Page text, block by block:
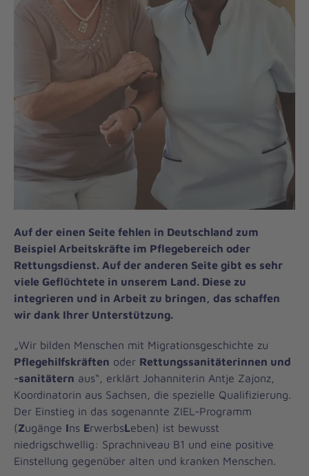
Auf der einen Seite fehlen in Deutschland zum
Beispiel Arbeitskräfte im Pflegebereich oder
Rettungsdienst. Auf der anderen Seite gibt es sehr
viele Geflüchtete in unserem Land. Diese zu
integrieren und in Arbeit zu bringen, das schaffen
wir dank Ihrer Unterstützung.
„Wir bilden Menschen mit Migrationsgeschichte zu
Pflegehilfskräften oder Rettungssanitäterinnen und
-sanitätern aus“, erklärt Johanniterin Antje Zajonz,
Koordinatorin aus Sachsen, die spezielle Qualifizierung.
Der Einstieg in das sogenannte ZIEL-Programm
(Zugänge Ins ErwerbsLeben) ist bewusst
niedrigschwellig: Sprachniveau B1 und eine positive
Einstellung gegenüber alten und kranken Menschen.